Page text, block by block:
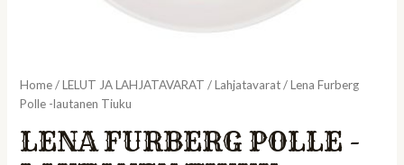
Home/LELUT JA LAHJATAVARAT /Lahjatavarat/ Lena Furberg
Polle -lautanen Tiuku
LENA FURBERG POLLE -